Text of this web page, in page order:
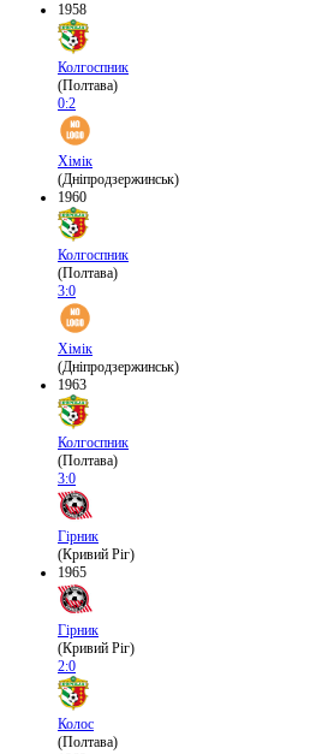
1958
Колгоспник
(Полтава)
0:2
Хімік
(Дніпродзержинськ)
1960
Колгоспник
(Полтава)
3:0
Хімік
(Дніпродзержинськ)
1963
Колгоспник
(Полтава)
3:0
Гірник
(Кривий Ріг)
1965
Гірник
(Кривий Ріг)
2:0
Колос
(Полтава)